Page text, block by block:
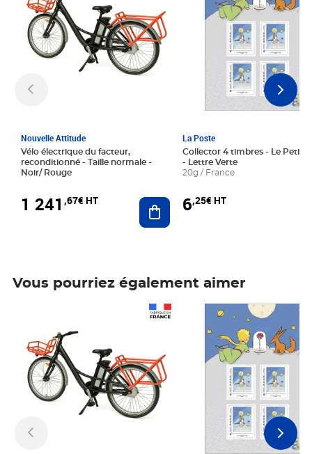
Nouvelle Attitude
Vélo électrique du facteur,
reconditionné - Taille normale -
Noir/ Rouge
1 241 ,67€ HT Ajouter au panier
La Poste
Collector 4 timbres - Le Petit
- Lettre Verte
20g / France
6,25€ HT
Vous pourriez également aimer
Prix 6,25€ HT